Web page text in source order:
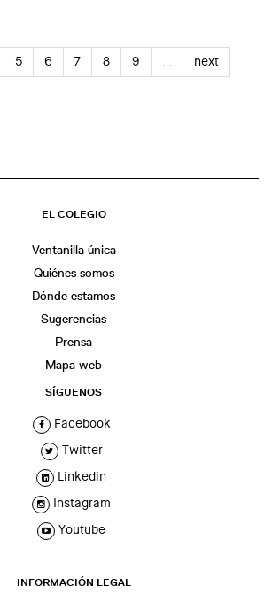
Premiere 'Forested Future'
5 6 7 8 9 …
next
EL COLEGIO
Ventanilla única
Quiénes somos
Dónde estamos
Sugerencias
Prensa
Mapa web
SÍGUENOS
Facebook
Twitter
Linkedin
Instagram
Youtube
INFORMACIÓN LEGAL